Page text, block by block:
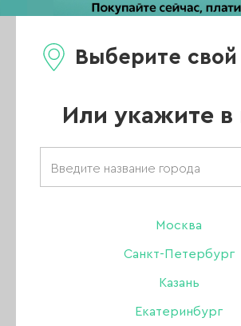
Выберите
Или укажите в
Москва
Санкт-Петербург
Казань
Екатеринбург
Каталог